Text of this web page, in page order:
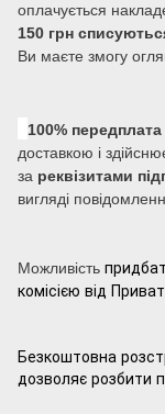
оплачується
150 грн
Ви маєте змогу
100% передплата
доставкою і
за реквізитами
вигляді
Можливість
комісією від
Безкоштовна
дозволяє розбити